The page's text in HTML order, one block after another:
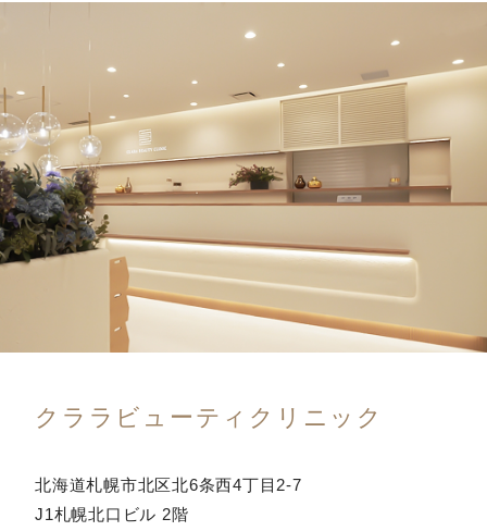
クララビューティクリニック
北海道札幌市北区北6条西4丁目2-7
J1札幌北口ビル 2階